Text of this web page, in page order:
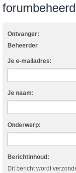
Ontvanger:
Beheerder
Je e-mailadres:
Je naam:
Onderwerp:
Berichtinhoud:
Dit bericht wordt